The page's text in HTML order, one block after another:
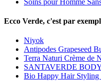
Ecco Verde, c'est par
Niyok
Antipodes Grapeseed
Terra Naturi Crème de
SANTAVERDE
Bio Happy Hair Styling